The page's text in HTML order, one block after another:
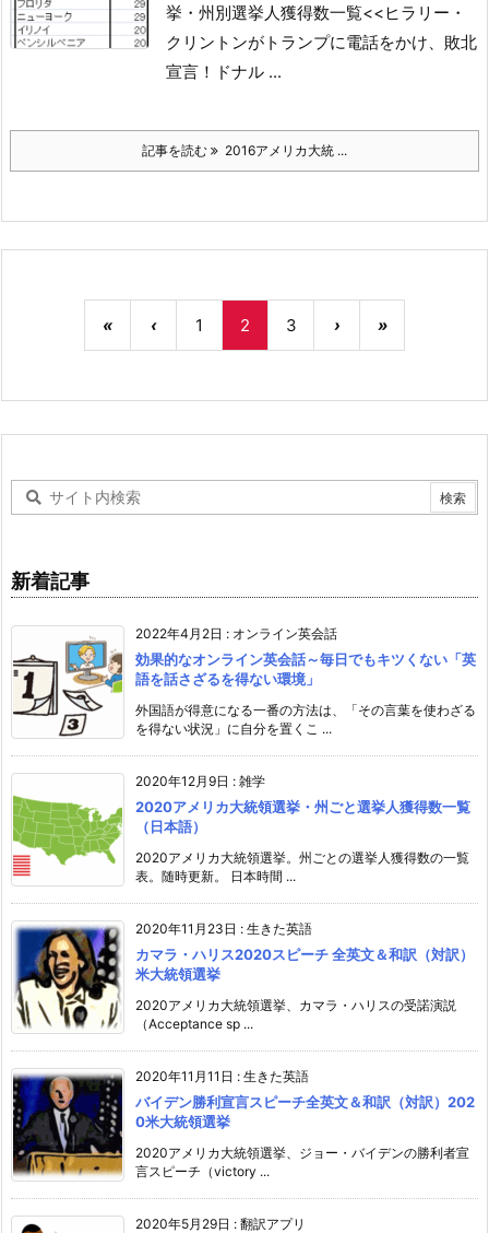
挙・州別選挙人獲得数一覧<< ヒラリー・
クリントンがトランプに電話をかけ、敗北
宣言！ ドナル ...
記事を読む 2016アメリカ大統 ...
« ‹ 1 2 3 › »
新着記事
2022年4月2日 : オンライン英会話
効果的なオンライン英会話～毎日でもキツくない「英
語を話さざるを得ない環境」
外国語が得意になる一番の方法は、「その言葉を使わざる
を得ない状況」に自分を置くこ ...
2020年12月9日 : 雑学
2020アメリカ大統領選挙・州ごと選挙人獲得数一覧
（日本語）
2020アメリカ大統領選挙。州ごとの選挙人獲得数の一覧
表。随時更新。 日本時間 ...
2020年11月23日 : 生きた英語
カマラ・ハリス2020スピーチ 全英文＆和訳（対訳）
米大統領選挙
2020アメリカ大統領選挙、カマラ・ハリスの受諾演説
（Acceptance sp ...
2020年11月11日 : 生きた英語
バイデン勝利宣言スピーチ全英文＆和訳（対訳）202
0米大統領選挙
2020アメリカ大統領選挙、ジョー・バイデンの勝利者宣
言スピーチ（victory ...
2020年5月29日 : 翻訳アプリ